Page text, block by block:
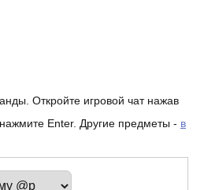
Откройте игровой чат нажав
Enter. Другие предметы - в